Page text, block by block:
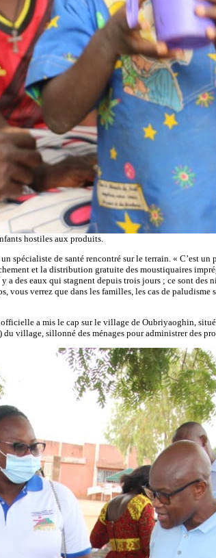
hostiles aux produits.
spécialiste de santé rencontré sur le terrain. « C’est
et la distribution gratuite des moustiquaires
des eaux qui stagnent depuis trois jours ; ce sont
verrez que dans les familles, les cas de
a mis le cap sur le village de Oubriyaoghin,
village, sillonné des ménages pour administrer des